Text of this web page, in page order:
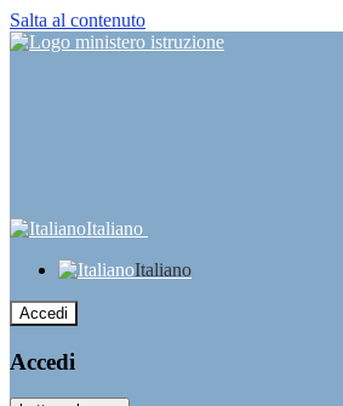
Salta al contenuto
Italiano
Italiano
Accedi
Accedi